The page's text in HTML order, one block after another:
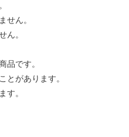
ん。
。
です。
があります。
。